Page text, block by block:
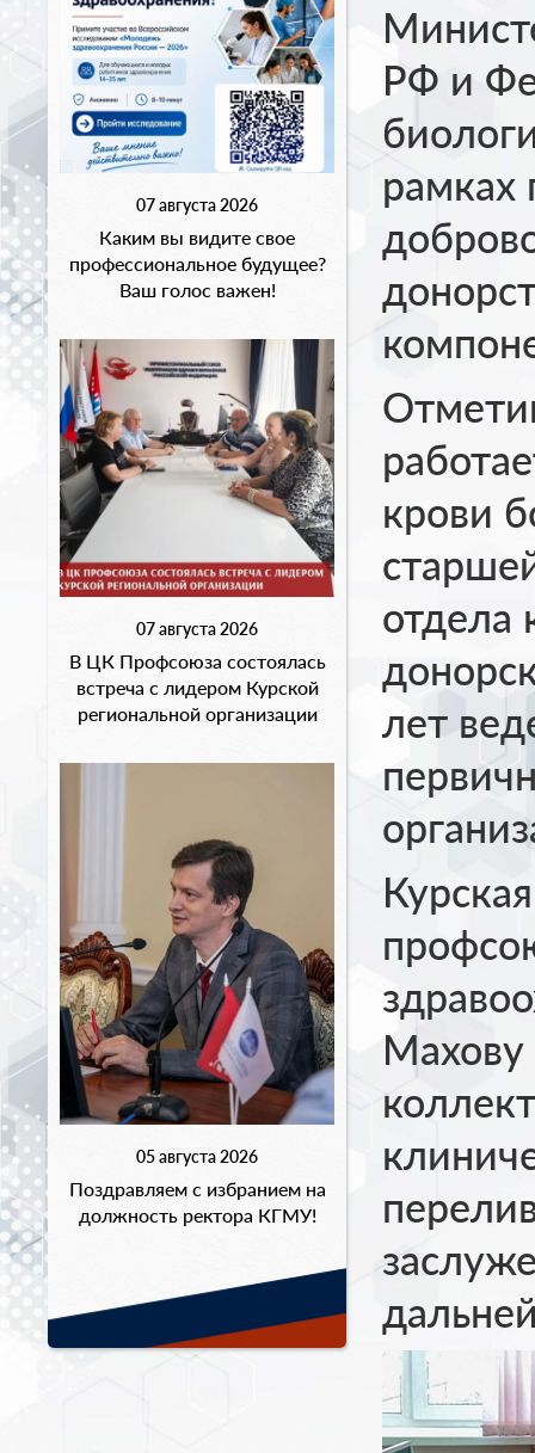
07 августа 2026
Каким вы видите свое
профессиональное будущее?
Ваш голос важен!
07 августа 2026
В ЦК Профсоюза состоялась
встреча с лидером Курской
региональной организации
05 августа 2026
Поздравляем с избранием на
должность ректора КГМУ!
РФ и
рамках
крови
отдела
лет
Махову